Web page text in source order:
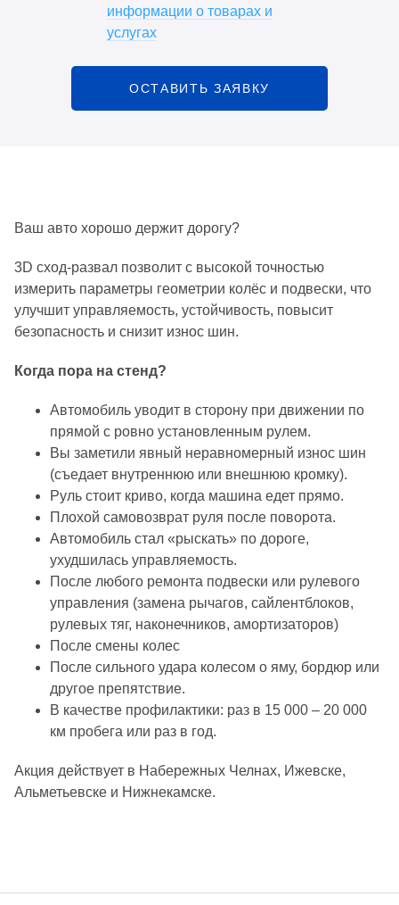
информации о товарах и
услугах
ОСТАВИТЬ ЗАЯВКУ
Ваш авто хорошо держит дорогу?
3D сход-развал позволит с высокой точностью
измерить параметры геометрии колёс и подвески, что
улучшит управляемость, устойчивость, повысит
безопасность и снизит износ шин.
Когда пора на стенд?
Автомобиль уводит в сторону при движении по
прямой с ровно установленным рулем.
Вы заметили явный неравномерный износ шин
(съедает внутреннюю или внешнюю кромку).
Руль стоит криво, когда машина едет прямо.
Плохой самовозврат руля после поворота.
Автомобиль стал «рыскать» по дороге,
ухудшилась управляемость.
После любого ремонта подвески или рулевого
управления (замена рычагов, сайлентблоков,
рулевых тяг, наконечников, амортизаторов)
После смены колес
После сильного удара колесом о яму, бордюр или
другое препятствие.
В качестве профилактики: раз в 15 000 – 20 000
км пробега или раз в год.
Акция действует в Набережных Челнах, Ижевске,
Альметьевске и Нижнекамске.